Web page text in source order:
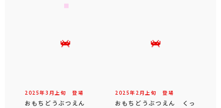
2025年3 月 上旬 登場
おもちどうぶつえん
2025年 2 月 上旬 登場
おもちどうぶつえん くっ